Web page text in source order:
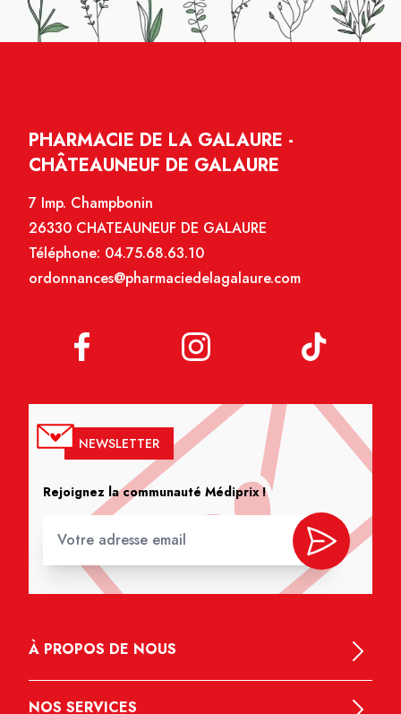
PHARMACIE DE LA GALAURE -
CHÂTEAUNEUF DE GALAURE
7 Imp. Champbonin
26330 CHATEAUNEUF DE GALAURE
Téléphone: 04.75.68.63.10
ordonnances@pharmaciedelagalaure.com
NEWSLETTER
Rejoignez la communauté Médiprix !
À PROPOS DE NOUS
NOS SERVICES